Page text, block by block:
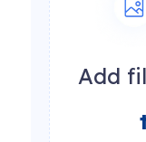
Add